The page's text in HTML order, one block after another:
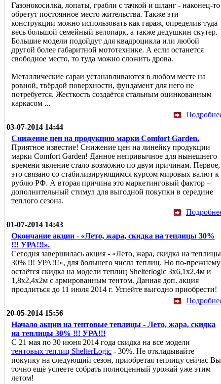
Газонокосилка, лопаты, грабли с тачкой и шланг - наконец-то
обретут постоянное место жительства. Также эти
конструкции можно использовать как гараж, определив туда
весь большой семейный велопарк, а также дедушкин скутер.
Большие модели подойдут для квадроцикла или любой
другой более габаритной мототехнике. А если останется
свободное место, то туда можно сложить дрова.
Металлические сараи устанавливаются в любом месте на
ровной, твёрдой поверхности, фундамент для него не
потребуется. Жесткость создаётся стальным оцинкованным
каркасом ...
03-07-2014 14:44
Снижение цен на продукцию марки Comfort Garden.
Приятное известие! Снижение цен на линейку продукции
марки Comfort Garden! Данное непривычное для нынешнего
времени явление стало возможно по двум причинам. Первое,
это связано со стабилизирующимся курсом мировых валют к
рублю РФ. А вторая причина это маркетинговый фактор –
дополнительный стимул для выгодной покупки в середине
теплого сезона.
01-07-2014 14:43
Окончание акции - «Лето, жара, скидка на теплицы 30%
!!! УРА!!!».
Сегодня завершилась акция - «Лето, жара, скидка на теплицы
30% !!! УРА!!!», для большего числа теплиц. Но по-прежнему
остаётся скидка на модели теплиц Shelterlogic 3x6,1x2,4м и
1,8x2,4x2м с армированным тентом. Данная доп. акция
продлиться до 11 июля 2014 г. Успейте выгодно приобрести!
20-05-2014 15:56
Начало акции на тентовые теплицы - Лето, жара, скидка
на теплицы 30% !!! УРА!!!
С 21 мая по 30 июня 2014 года скидка на все модели
тентовых теплиц ShelterLogic - 30%. Не откладывайте
покупку на следующий сезон, приобретая теплицу сейчас Вы
точно ещё успеете собрать полноценный урожай уже этим
летом!